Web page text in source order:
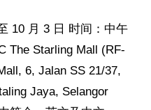
10 月 3 日 时间：中午
The Starling Mall (RF-
6, Jalan SS 21/37,
Jaya, Selangor